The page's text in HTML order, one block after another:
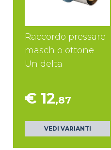
Raccordo pressare
maschio ottone
Unidelta
€ 12,87
VEDI VARIANTI